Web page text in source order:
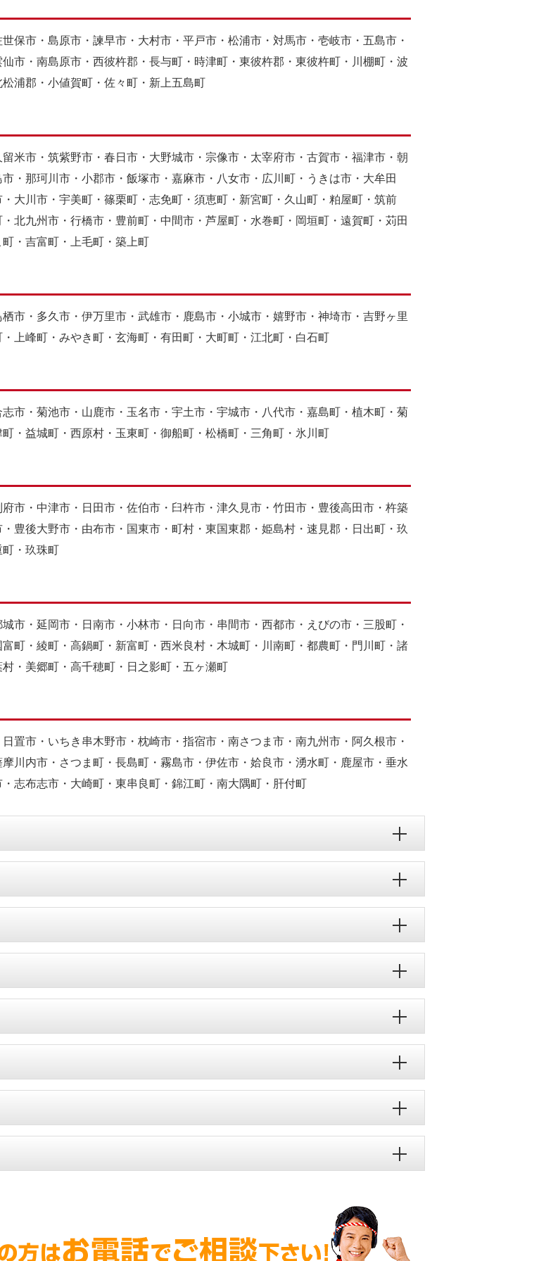
保市・島原市・諫早市・大村市・平戸市・松浦市・対馬市・壱岐市・五島市・
市・南島原市・西彼杵郡・長与町・時津町・東彼杵郡・東彼杵町・川棚町・波
浦郡・小値賀町・佐々町・新上五島町
米市・筑紫野市・春日市・大野城市・宗像市・太宰府市・古賀市・福津市・朝
・那珂川市・小郡市・飯塚市・嘉麻市・八女市・広川町・うきは市・大牟田
大川市・宇美町・篠栗町・志免町・須恵町・新宮町・久山町・粕屋町・筑前
北九州市・行橋市・豊前町・中間市・芦屋町・水巻町・岡垣町・遠賀町・苅田
・吉富町・上毛町・築上町
栖市・多久市・伊万里市・武雄市・鹿島市・小城市・嬉野市・神埼市・吉野ヶ里
上峰町・みやき町・玄海町・有田町・大町町・江北町・白石町
志市・菊池市・山鹿市・玉名市・宇土市・宇城市・八代市・嘉島町・植木町・菊
町・益城町・西原村・玉東町・御船町・松橋町・三角町・氷川町
府市・中津市・日田市・佐伯市・臼杵市・津久見市・竹田市・豊後高田市・杵築
豊後大野市・由布市・国東市・町村・東国東郡・姫島村・速見郡・日出町・玖
・玖珠町
市・延岡市・日南市・小林市・日向市・串間市・西都市・えびの市・三股町・
町・綾町・高鍋町・新富町・西米良村・木城町・川南町・都農町・門川町・諸
・美郷町・高千穂町・日之影町・五ヶ瀬町
日置市・いちき串木野市・枕崎市・指宿市・南さつま市・南九州市・阿久根市・
摩川内市・さつま町・長島町・霧島市・伊佐市・姶良市・湧水町・鹿屋市・垂水
志布志市・大崎町・東串良町・錦江町・南大隅町・肝付町